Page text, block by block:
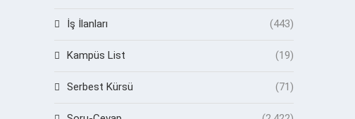
İş İlanları (443)
Kampüs List (19)
Serbest Kürsü (71)